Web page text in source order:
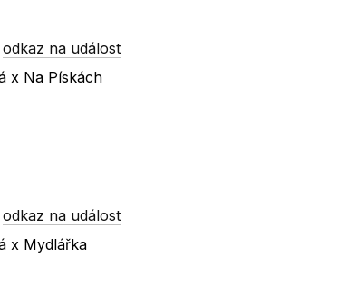
odkaz na událost
x Na Pískách
odkaz na událost
x Mydlářka